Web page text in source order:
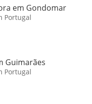
em Gondomar
Portugal
Guimarães
Portugal